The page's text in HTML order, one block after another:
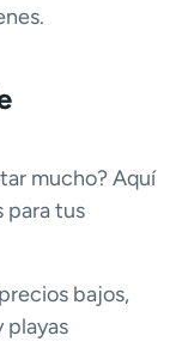
mucho? Aquí
para tus
bajos,
playas